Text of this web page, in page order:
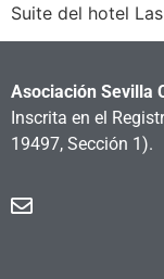
Suite del hotel
Asociación Sevilla
Inscrita en el
19497, Sección 1).